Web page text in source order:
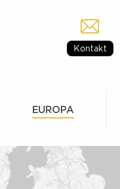
Kontakt
EUROPA